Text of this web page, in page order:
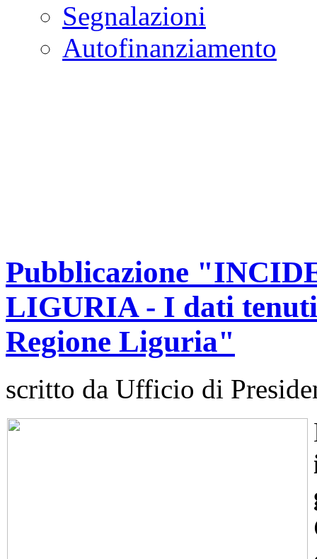
Segnalazioni
Autofinanziamento
Pubblicazione
LIGURIA - I dati
Regione Liguria"
scritto da Ufficio di